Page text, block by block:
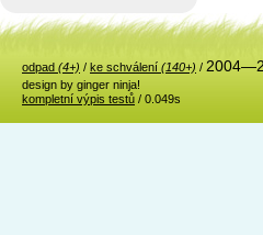
odpad (4+) / ke schválení (140+) /
design by ginger ninja!
kompletní výpis testů / 0.049s